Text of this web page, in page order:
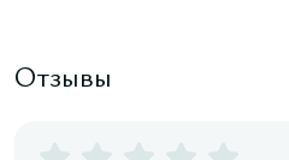
Отзывы